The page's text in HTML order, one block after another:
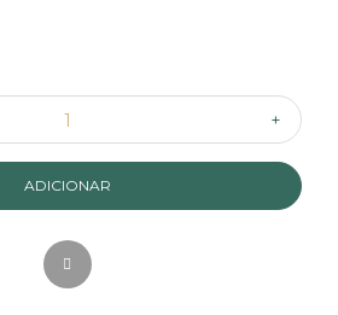
ADICIONAR